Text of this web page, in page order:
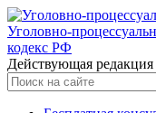
Уголовно-
кодекс РФ
Действующая